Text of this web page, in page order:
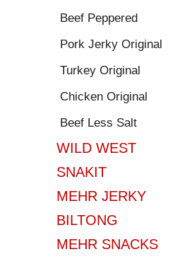
Beef Peppered
Pork Jerky Original
Turkey Original
Chicken Original
Beef Less Salt
WILD WEST
SNAKIT
MEHR JERKY
BILTONG
MEHR SNACKS